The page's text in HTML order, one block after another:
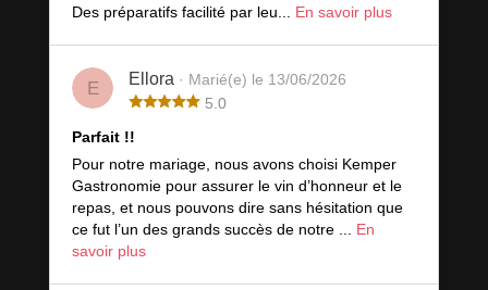
Des préparatifs facilité par leu... En savoir plus
E Ellora · Marié(e) le 13/06/2026
5.0
Parfait !!
Pour notre mariage, nous avons choisi Kemper
Gastronomie pour assurer le vin d’honneur et le
repas, et nous pouvons dire sans hésitation que
ce fut l’un des grands succès de notre ... En
savoir plus